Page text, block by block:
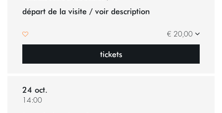
départ de la visite / voir description
€ 20,00
tickets
24 oct.
14:00